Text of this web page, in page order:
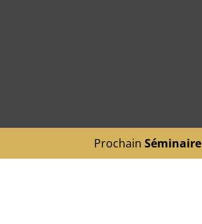
ProchainSéminaire